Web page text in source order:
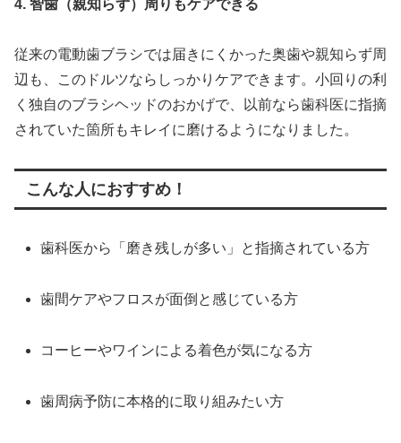
4. 智歯（親知らず）周りもケアできる
従来の電動歯ブラシでは届きにくかった奥歯や親知らず周
辺も、このドルツならしっかりケアできます。小回りの利
く独自のブラシヘッドのおかげで、以前なら歯科医に指摘
されていた箇所もキレイに磨けるようになりました。
こんな人におすすめ！
歯科医から「磨き残しが多い」と指摘されている方
歯間ケアやフロスが面倒と感じている方
コーヒーやワインによる着色が気になる方
歯周病予防に本格的に取り組みたい方